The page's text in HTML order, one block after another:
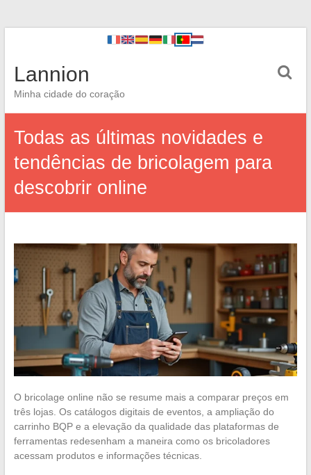
Lannion
Minha cidade do coração
Todas as últimas novidades e
tendências de bricolagem para
descobrir online
O bricolage online não se resume mais a comparar preços em
três lojas. Os catálogos digitais de eventos, a ampliação do
carrinho BQP e a elevação da qualidade das plataformas de
ferramentas redesenham a maneira como os bricoladores
acessam produtos e informações técnicas.